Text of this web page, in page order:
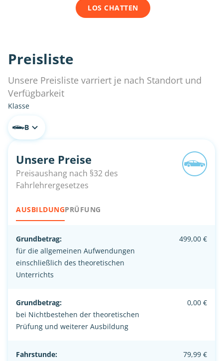
LOS CHATTEN
Preisliste
Unsere Preisliste varriert je nach Standort und
Verfügbarkeit
Klasse
B
Unsere Preise
Preisaushang nach §32 des
Fahrlehrergesetzes
AUSBILDUNGPRÜFUNG
Grundbetrag:
für die allgemeinen Aufwendungen
einschließlich des theoretischen
Unterrichts
499,00 €
Grundbetrag:
bei Nichtbestehen der theoretischen
Prüfung und weiterer Ausbildung
0,00 €
Fahrstunde:
79,99 €